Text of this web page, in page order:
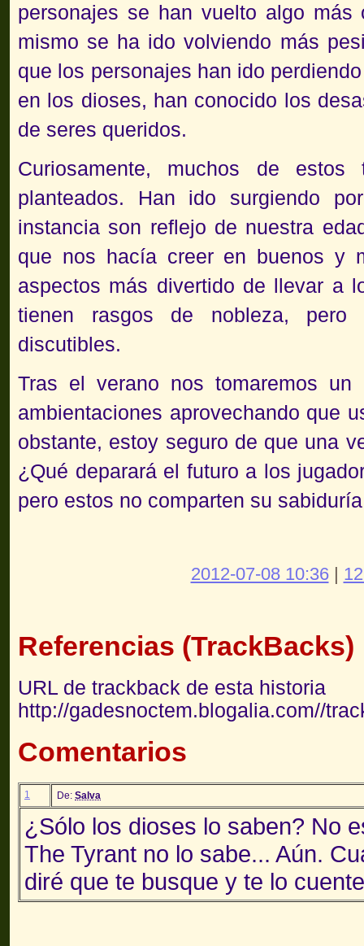
personajes se han vuelto algo
mismo se ha ido volviendo más
que los personajes han ido
en los dioses, han conocido los
de seres queridos.
Curiosamente, muchos de
planteados. Han ido surgiendo
instancia son reflejo de nuestra
que nos hacía creer en buenos y
aspectos más divertido de llevar a
tienen rasgos de nobleza, pero
discutibles.
Tras el verano nos tomaremos
ambientaciones aprovechando que
obstante, estoy seguro de que una
¿Qué deparará el futuro a los
pero estos no comparten su
2012-07-08 10:36|
Referencias (TrackBacks)
URL de trackback de esta historia
http://gadesnoctem.blogalia.com//
Comentarios
1 De: Salva
¿Sólo los dioses lo saben? No
The Tyrant no lo sabe... Aún.
diré que te busque y te lo